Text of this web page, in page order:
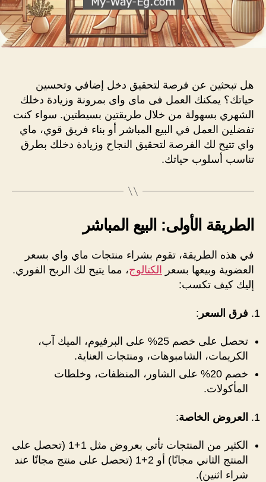
هل تبحثين عن فرصة لتحقيق دخل إضافي وتحسين
حياتك؟ يمكنك العمل فى ماى واى بمرونة وزيادة دخلك
الشهري بسهولة من خلال طريقتين بسيطتين. سواء كنت
تفضلين العمل في البيع المباشر أو بناء فريق قوي، ماي
واي تتيح لك الفرصة لتحقيق النجاح وزيادة دخلك بطرق
تناسب أسلوب حياتك.
الطريقة الأولى: البيع المباشر
في هذه الطريقة، تقوم بشراء منتجات ماي واي بسعر
العضوية وبيعها بسعر
الكتالوج، مما يتيح لك الربح الفوري.
إليك كيف تكسب:
فرق السعر :
تحصل على خصم 25% على البرفيوم، الميك آب،
الكريمات، الشامبوهات، ومنتجات العناية.
خصم 20% على الشاور، المنظفات، وخلطات
المأكولات.
العروض الخاصة:
الكثير من المنتجات تأتي بعروض مثل 1+1 (تحصل على
المنتج الثاني مجانًا) أو 2+1 (تحصل على منتج مجانًا عند
شراء اثنين).